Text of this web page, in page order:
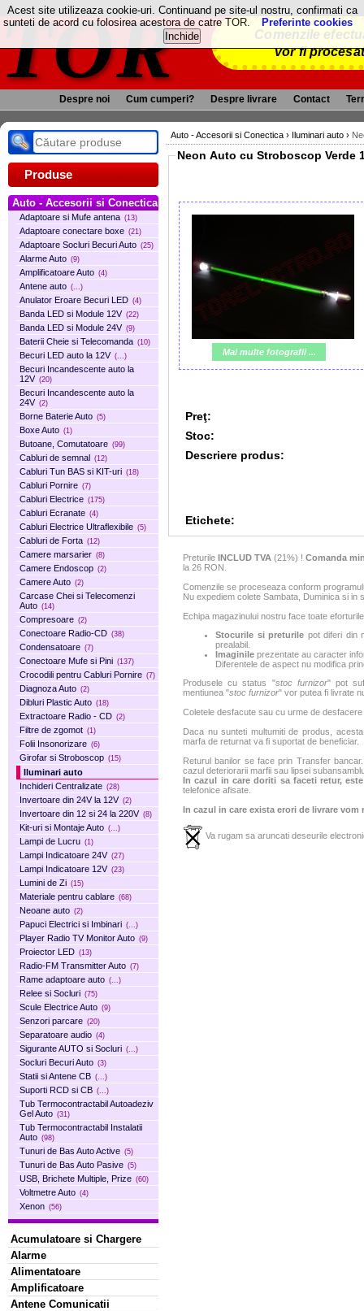
TOR
Comenzile
vor fi
Despre noi Cum cumperi? Despre livrare Contact
Produse
Auto - Accesorii si Conectica
Adaptoare si Mufe antena (13)
Adaptoare conectare boxe (21)
Adaptoare Socluri Becuri Auto (25)
Alarme Auto (9)
Amplificatoare Auto (4)
Antene auto (...)
Anulator Eroare Becuri LED (4)
Banda LED si Module 12V (22)
Banda LED si Module 24V (9)
Baterii Cheie si Telecomanda (10)
Becuri LED auto la 12V (...)
Becuri Incandescente auto la
12V (20)
Becuri Incandescente auto la
24V (2)
Borne Baterie Auto (5)
Boxe Auto (1)
Butoane, Comutatoare (99)
Cabluri de semnal (12)
Cabluri Tun BAS si KIT-uri (18)
Cabluri Pornire (7)
Cabluri Electrice (175)
Cabluri Ecranate (4)
Cabluri Electrice Ultraflexibile (5)
Cabluri de Forta (12)
Camere marsarier (8)
Camere Endoscop (2)
Camere Auto (2)
Carcase Chei si Telecomenzi
Auto (14)
Compresoare (2)
Conectoare Radio-CD (38)
Condensatoare (7)
Conectoare Mufe si Pini (137)
Crocodili pentru Cabluri Pornire (7)
Diagnoza Auto (2)
Dibluri Plastic Auto (18)
Extractoare Radio - CD (2)
Filtre de zgomot (1)
Folii Insonorizare (6)
Girofar si Stroboscop (15)
Iluminari auto
Inchideri Centralizate (28)
Invertoare din 24V la 12V (2)
Invertoare din 12 si 24 la 220V (8)
Kit-uri si Montaje Auto (...)
Lampi de Lucru (1)
Lampi Indicatoare 24V (27)
Lampi Indicatoare 12V (23)
Lumini de Zi (15)
Materiale pentru cablare (68)
Neoane auto (2)
Papuci Electrici si Imbinari (...)
Player Radio TV Monitor Auto (9)
Proiector LED (13)
Radio-FM Transmitter Auto (7)
Rame adaptoare auto (...)
Relee si Socluri (75)
Scule Electrice Auto (9)
Senzori parcare (20)
Separatoare audio (4)
Sigurante AUTO si Socluri (...)
Socluri Becuri Auto (3)
Statii si Antene CB (...)
Suporti RCD si CB (...)
Tub Termocontractabil Autoadeziv
Gel Auto (31)
Tub Termocontractabil Instalatii
Auto (98)
Tunuri de Bas Auto Active (5)
Tunuri de Bas Auto Pasive (5)
USB, Brichete Multiple, Prize (60)
Voltmetre Auto (4)
Xenon (56)
Acumulatoare si Chargere
Alarme
Alimentatoare
Amplificatoare
Antene Comunicatii
Auto - Accesorii si Conectica › Iluminari auto ›
Neon Auto cu Stroboscop Verde
Mai multe fotografii ...
Preţ:
Stoc:
Descriere produs:
Etichete:
Preturile INCLUD TVA (21%) ! Comanda
la 26 RON.
Comenzile se proceseaza conform
Nu expediem colete Sambata, Duminica si in
Echipa magazinului nostru face toate
Stocurile si preturile pot diferi din
prealabil.
Imaginile prezentate au caracter
Diferentele de aspect nu modifica
Produsele cu status "stoc furnizor" pot
mentiunea "stoc furnizor" vor putea fi livrate
Coletele desfacute sau cu urme de
Daca nu sunteti multumiti de produs,
marfa de returnat va fi suportat de beneficiar.
Returul banilor se face prin Transfer
cazul deteriorarii marfii sau lipsei
In cazul in care doriti sa faceti retur,
telefonice afisate.
In cazul in care exista erori de livrare
Va rugam sa aruncati deseurile
Acest site utilizeaza cookie-uri. Continuand pe site-ul nostru, confirmati ca
sunteti de acord cu folosirea acestora de catre TOR.
Preferinte cookies